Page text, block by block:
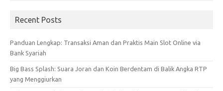
Recent Posts
Panduan Lengkap: Transaksi Aman dan Praktis Main Slot Online via
Bank Syariah
Big Bass Splash: Suara Joran dan Koin Berdentam di Balik Angka RTP
yang Menggiurkan